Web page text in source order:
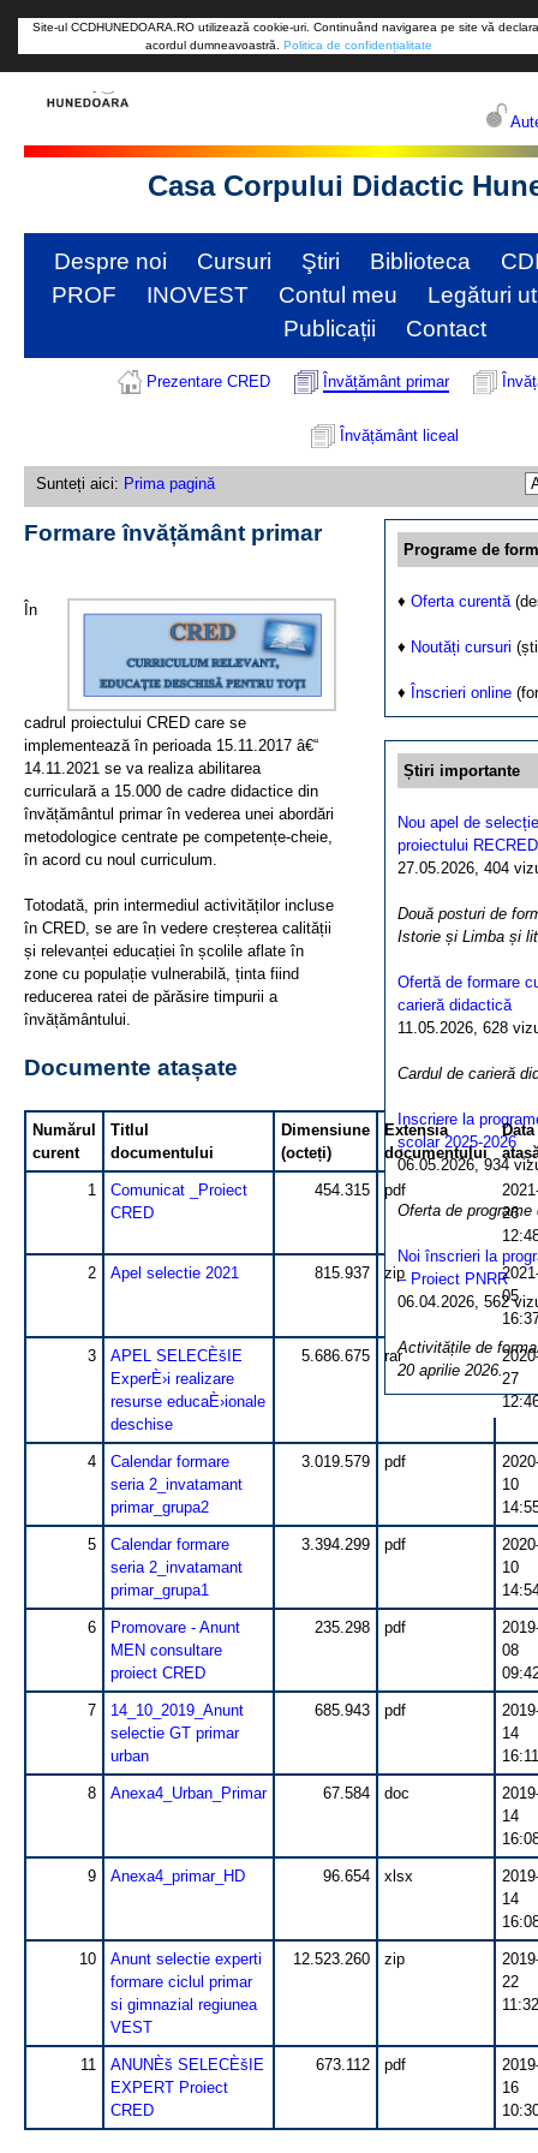
Site-ul CCDHUNEDOARA.RO utilizează cookie-uri. Continuând navigarea pe site vă
acordul dumneavoastră. Politica de confidențialitate
Casa Corpului Didactic
Despre noi Cursuri Ştiri Biblioteca
PROF
INOVEST Contul meu
Legături
Publicații
Contact
Prezentare CRED Învățământ primar
Învățământ liceal
Sunteți aici: Prima pagină
Programe de
♦ Oferta curentă
♦ Noutăți cursuri
♦ Înscrieri online
Știri importante
Nou apel de
proiectului RECRED
27.05.2026, 404
Două posturi de
Istorie și Limba și
Ofertă de formare
carieră didactică
11.05.2026, 628
Cardul de carieră
Inscriere la
școlar 2025-2026
06.05.2026, 934
Oferta de programe
Noi înscrieri la
– Proiect PNRR
06.04.2026, 562
Activitățile de
20 aprilie 2026.
Formare învățământ primar
În
cadrul proiectului CRED care se
implementează în perioada 15.11.2017 â€“
14.11.2021 se va realiza abilitarea
curriculară a 15.000 de cadre didactice din
învățământul primar în vederea unei abordări
metodologice centrate pe competențe-cheie,
în acord cu noul curriculum.
Totodată, prin intermediul activităților incluse
în CRED, se are în vedere creșterea calității
și relevanței educației în școlile aflate în
zone cu populație vulnerabilă, ținta fiind
reducerea ratei de părăsire timpurii a
învățământului.
Documente atașate
Numărul
curent
Titlul
documentului
Dimensiune
(octeți)
Extensia
documentului
Data
1
Comunicat _Proiect
CRED
454.315 pdf
26
2 Apel selectie 2021 815.937 zip
05
3
APEL SELECÈšIE
ExperÈ›i realizare
resurse educaÈ›ionale
deschise
5.686.675 rar
27
4
Calendar formare
seria 2_invatamant
primar_grupa2
3.019.579 pdf
10
5
Calendar formare
seria 2_invatamant
primar_grupa1
3.394.299 pdf
10
6
Promovare - Anunt
MEN consultare
proiect CRED
235.298 pdf
08
7
14_10_2019_Anunt
selectie GT primar
urban
685.943 pdf
14
8 Anexa4_Urban_Primar 67.584 doc
14
9 Anexa4_primar_HD 96.654 xlsx
14
10
Anunt selectie experti
formare ciclul primar
si gimnazial regiunea
VEST
12.523.260 zip
22
11
ANUNÈš SELECÈšIE
EXPERT Proiect
CRED
673.112 pdf
16